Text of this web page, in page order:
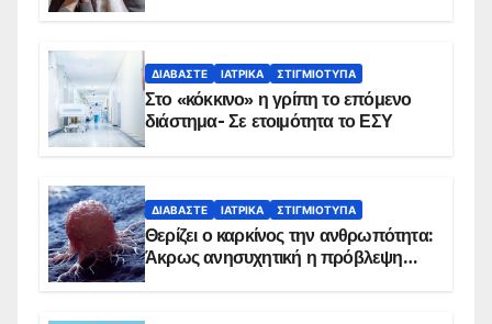
ΔΙΑΒΆΣΤΕ ΙΑΤΡΙΚΆ ΣΤΙΓΜΙΌΤΥΠΑ
Στο «κόκκινο» η γρίπη το επόμενο
διάστημα- Σε ετοιμότητα το ΕΣΥ
ΔΙΑΒΆΣΤΕ ΙΑΤΡΙΚΆ ΣΤΙΓΜΙΌΤΥΠΑ
Θερίζει ο καρκίνος την ανθρωπότητα:
Άκρως ανησυχητική η πρόβλεψη…